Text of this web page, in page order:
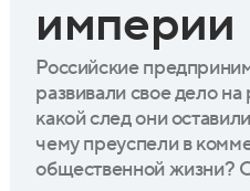
империи
Российские
развивали свое дело
какой след они
чему преуспели в
общественной жизни?